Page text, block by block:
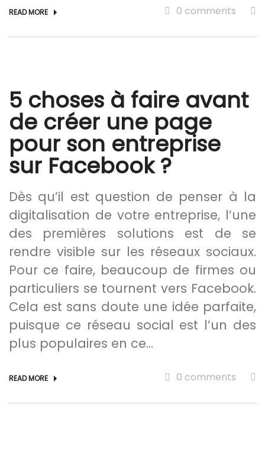
READ MORE 0 comments
5 choses à faire avant
de créer une page
pour son entreprise
sur Facebook ?
Dès qu’il est question de penser à la
digitalisation de votre entreprise, l’une
des premières solutions est de se
rendre visible sur les réseaux sociaux.
Pour ce faire, beaucoup de firmes ou
particuliers se tournent vers Facebook.
Cela est sans doute une idée parfaite,
puisque ce réseau social est l’un des
plus populaires en ce…
READ MORE 0 comments